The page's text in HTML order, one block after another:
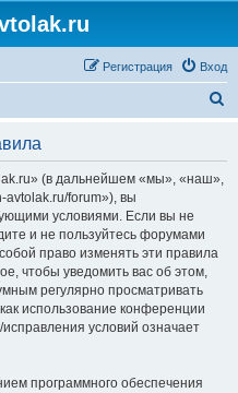
Вход
Регистрация
(в дальнейшем «мы», «наш»,
avtolak.ru/forum»), вы
условиями. Если вы не
и не пользуйтесь форумами
право изменять эти правила
чтобы уведомить вас об этом,
регулярно просматривать
использование конференции
условий означает
программного обеспечения